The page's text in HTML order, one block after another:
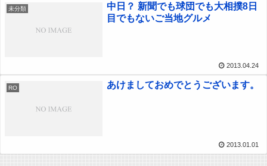
未分類
中日？ 新聞でも球団でも大相撲8日
目でもないご当地グルメ
2013.04.24
RO あけましておめでとうございます。
2013.01.01